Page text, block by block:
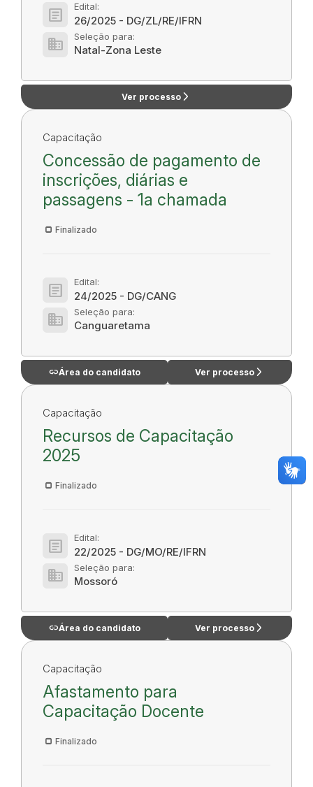
article Edital:
26/2025 - DG/ZL/RE/IFRN
domain Seleção para:
Natal-Zona Leste
Ver processo arrow_forward_ios
Capacitação
Concessão de pagamento de
inscrições, diárias e
passagens - 1a chamada
Finalizado
article Edital:
24/2025 - DG/CANG
domain Seleção para:
Canguaretama
linkÁrea do candidato Ver processo arrow_forward_ios
Capacitação
Recursos de Capacitação
2025
Finalizado
article Edital:
22/2025 - DG/MO/RE/IFRN
domain Seleção para:
Mossoró
linkÁrea do candidato Ver processo arrow_forward_ios
Capacitação
Afastamento para
Capacitação Docente
Finalizado